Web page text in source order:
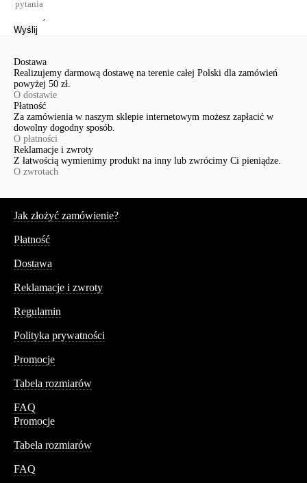
Wyślij
Dostawa
Realizujemy darmową dostawę na terenie całej Polski dla zamówień
powyżej 50 zł.
O dostawie
Płatność
Za zamówienia w naszym sklepie internetowym możesz zapłacić w
dowolny dogodny sposób.
O płatności
Reklamacje i zwroty
Z łatwością wymienimy produkt na inny lub zwrócimy Ci pieniądze.
O zwrotach
Jak złożyć zamówienie?
Płatność
Dostawa
Reklamacje i zwroty
Regulamin
Polityka prywatności
Promocje
Tabela rozmiarów
FAQ
Promocje
Tabela rozmiarów
FAQ